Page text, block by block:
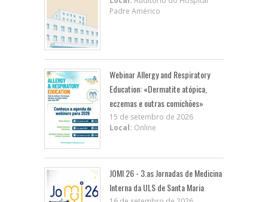
Padre Américo
Webinar Allergy and Respiratory
Education: «Dermatite atópica,
eczemas e outras comichões»
15 de setembro de 2026
Local: Online
JOMI 26 - 3.as Jornadas de Medicina
Interna da ULS de Santa Maria